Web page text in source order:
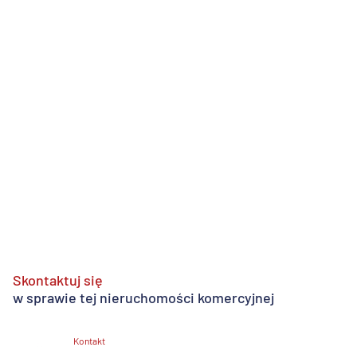
Skontaktuj się
w sprawie tej nieruchomości komercyjnej
Kontakt